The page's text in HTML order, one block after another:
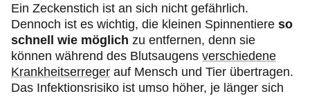
Ein Zeckenstich ist an sich nicht gefährlich.
Dennoch ist es wichtig, die kleinen Spinnentiere so
schnell wie möglich zu entfernen, denn sie
können während des Blutsaugens verschiedene
Krankheitserreger auf Mensch und Tier übertragen.
Das Infektionsrisiko ist umso höher, je länger sich